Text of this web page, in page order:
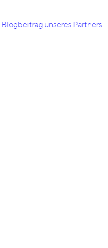
Blogbeitrag unseres Partners